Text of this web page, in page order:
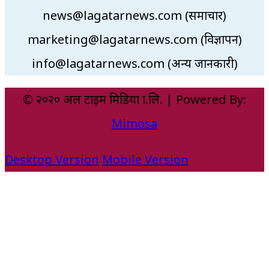
news@lagatarnews.com (समाचार)
marketing@lagatarnews.com (विज्ञापन)
info@lagatarnews.com (अन्य जानकारी)
© २०२० अल टाइम मिडिया प्रा.लि. | Powered By:
Mimosa
Desktop Version Mobile Version